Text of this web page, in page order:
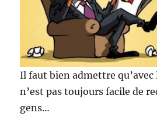
Il faut bien admettre qu’avec
n’est pas toujours facile de
gens…